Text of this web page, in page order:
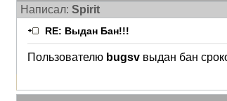
Написал: Spirit
RE: Выдан Бан!!!
Пользователю bugsv выдан бан